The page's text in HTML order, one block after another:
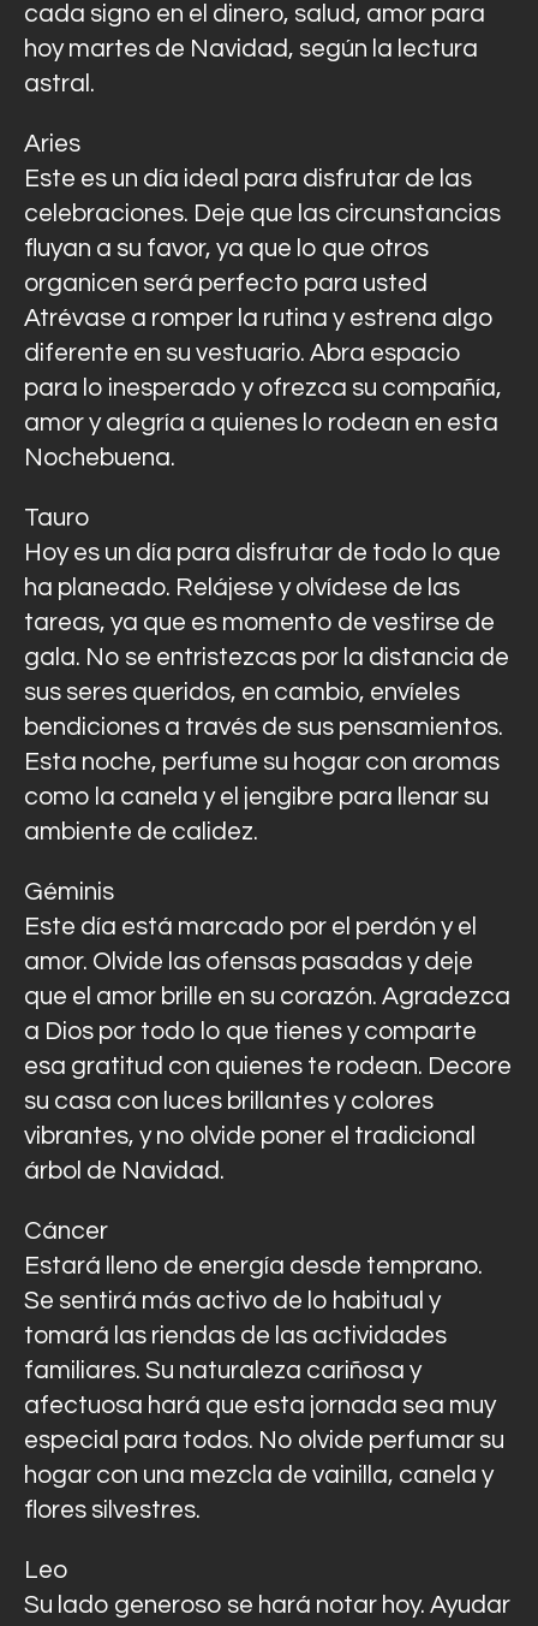
cada signo en el dinero, salud, amor para
hoy martes de Navidad, según la lectura
astral.
Aries
Este es un día ideal para disfrutar de las
celebraciones. Deje que las circunstancias
fluyan a su favor, ya que lo que otros
organicen será perfecto para usted
Atrévase a romper la rutina y estrena algo
diferente en su vestuario. Abra espacio
para lo inesperado y ofrezca su compañía,
amor y alegría a quienes lo rodean en esta
Nochebuena.
Tauro
Hoy es un día para disfrutar de todo lo que
ha planeado. Relájese y olvídese de las
tareas, ya que es momento de vestirse de
gala. No se entristezcas por la distancia de
sus seres queridos, en cambio, envíeles
bendiciones a través de sus pensamientos.
Esta noche, perfume su hogar con aromas
como la canela y el jengibre para llenar su
ambiente de calidez.
Géminis
Este día está marcado por el perdón y el
amor. Olvide las ofensas pasadas y deje
que el amor brille en su corazón. Agradezca
a Dios por todo lo que tienes y comparte
esa gratitud con quienes te rodean. Decore
su casa con luces brillantes y colores
vibrantes, y no olvide poner el tradicional
árbol de Navidad.
Cáncer
Estará lleno de energía desde temprano.
Se sentirá más activo de lo habitual y
tomará las riendas de las actividades
familiares. Su naturaleza cariñosa y
afectuosa hará que esta jornada sea muy
especial para todos. No olvide perfumar su
hogar con una mezcla de vainilla, canela y
flores silvestres.
Leo
Su lado generoso se hará notar hoy. Ayudar